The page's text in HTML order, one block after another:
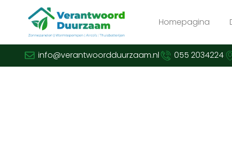
Homepagina
info@verantwoordduurzaam.nl 055 2034224